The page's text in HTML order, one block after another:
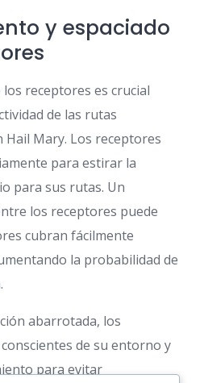
y espaciado
receptores es crucial
de las rutas
Mary. Los receptores
para estirar la
para sus rutas. Un
los receptores puede
cubran fácilmente
la probabilidad de
abarrotada, los
de su entorno y
para evitar